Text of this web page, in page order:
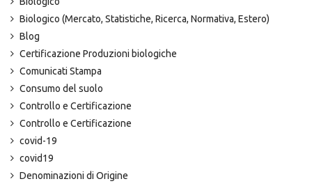
Biologico (Mercato, Statistiche, Ricerca, Normativa, Estero)
Blog
Certificazione Produzioni biologiche
Comunicati Stampa
Consumo del suolo
Controllo e Certificazione
Controllo e Certificazione
covid-19
covid19
Denominazioni di Origine